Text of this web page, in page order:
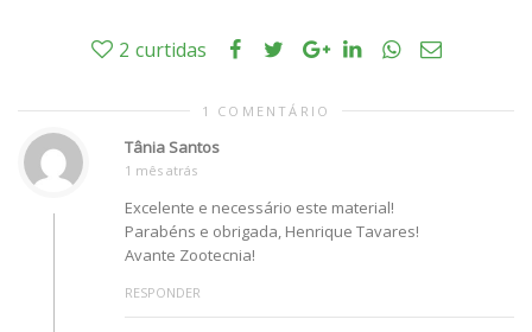
2 curtidas
1 COMENTÁRIO
Tânia Santos
1 mês atrás
Excelente e necessário este material!
Parabéns e obrigada, Henrique Tavares!
Avante Zootecnia!
RESPONDER